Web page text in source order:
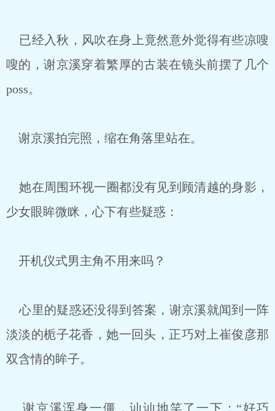
已经入秋，风吹在身上竟然意外觉得有些凉嗖
嗖的，谢京溪穿着繁厚的古装在镜头前摆了几个
poss。
谢京溪拍完照，缩在角落里站在。
她在周围环视一圈都没有见到顾清越的身影，
少女眼眸微眯，心下有些疑惑：
开机仪式男主角不用来吗？
心里的疑惑还没得到答案，谢京溪就闻到一阵
淡淡的栀子花香，她一回头，正巧对上崔俊彦那
双含情的眸子。
谢京溪浑身一僵，讪讪地笑了一下：“好巧